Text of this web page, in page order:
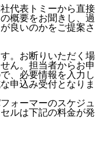
代表トミーから直接
概要をお聞きし、過
良いのかをご提案さ
。お断りいただく場
ん。担当者からお申
、必要情報を入力し
申込み受付となりま
ォーマーのスケジュ
ルは下記の料金が発